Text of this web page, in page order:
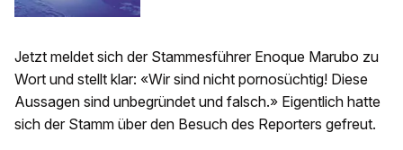
Jetzt meldet sich der Stammesführer Enoque Marubo zu
Wort und stellt klar: «Wir sind nicht pornosüchtig! Diese
Aussagen sind unbegründet und falsch.» Eigentlich hatte
sich der Stamm über den Besuch des Reporters gefreut.